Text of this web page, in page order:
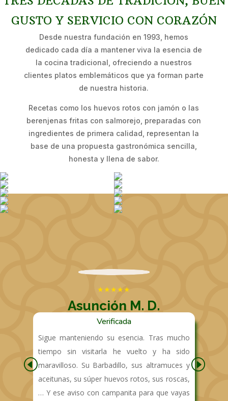
GUSTO Y SERVICIO CON CORAZÓN
Desde nuestra fundación en 1993, hemos
dedicado cada día a mantener viva la esencia de
la cocina tradicional, ofreciendo a nuestros
clientes platos emblemáticos que ya forman parte
de nuestra historia.
Recetas como los huevos rotos con jamón o las
berenjenas fritas con salmorejo, preparadas con
ingredientes de primera calidad, representan la
base de una propuesta gastronómica sencilla,
honesta y llena de sabor.
Asunción M. D.
Verificada
Sigue manteniendo su esencia. Tras mucho
tiempo sin visitarla he vuelto y ha sido
maravilloso. Su Barbadillo, sus altramuces y
aceitunas, su súper huevos rotos, sus roscas,
… Y ese aviso con campanita para que vayas